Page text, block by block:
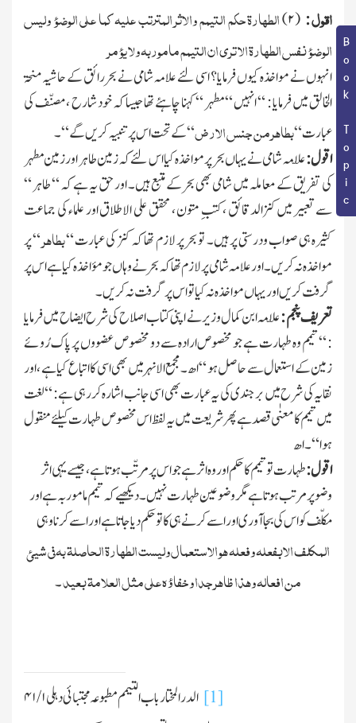
Book Topic
اقول:
(۲)الطھارۃ حکم التیمم والاثر المترتب علیہ کما علی الوضوء ولیس
الوضوء نفس الطھارۃ الا تری ان التیمم ماموربہ ولا یؤمر
انہوں نے مواخذہ کیوں فرمایا؟ اسی لئے علامہ شامی نے بحررائق کے حاشیہ منحۃ
الخالق میں فرمایا : “ انہیں “ مطہر “ کہنا چاہئے تھا جیسا کہ خود شارح ، مصنّف کی
عبارت “بطاھر من جنس الارض“ کے تحت اس پر تنبیہ کریں گے “ ۔
اقول :علّامہ شامی نے یہاں بحر پر مواخذہ کیا اس لئے کہ زمین طاہر اور زمین مطہر
کی تفریق کے معاملہ میں شامی بھی بحر کے متبع ہیں۔ اور حق یہ ہے کہ “ طاہر “
سے تعبیر میں کنزالدقائق ، کتبِ متون ، محقق علی الاطلاق اور علماء کی جماعت
کثیرہ ہی صواب ودرستی پر ہیں۔ تو بحر پر لازم تھا کہ کنز کی عبارت “بطاھر“ پر
مواخذہ نہ کریں۔ اور علامہ شامی پر لازم تھا کہ بحر نے وہاں جو مؤاخذہ کیا ہے اس پر
گرفت کریں اور یہاں مواخذہ نہ کیا تو اس پر گرفت نہ کریں۔
تعریف پنجم :علّامہ ابن کمال وزیر نے اپنی کتاب اصلاح کی شرح ایضاح میں فرمایا
: “ تیمم وہ طہارت ہے جو مخصوص ارادہ سے دو مخصوص عضووں پر پاك رُوئے
زمین کے استعمال سے حاصل ہو “ اھ۔ مجمع الانہر میں بھی اسی کا اتباع کیا ہے ، اور
نقایہ کی شرح میں برجندی کی یہ عبارت بھی اسی جانب اشارہ کررہی ہے : “ لغت
میں تیمم کا معنٰی قصد ہے پھر شریعت میں یہ لفظ اس مخصوص طہارت کیلئے منقول
ہوا “ ۔ اھ
اقول :طہارت تو تیمم کا حکم اور وہ اثر ہے جو اس پر مرتّب ہوتا ہے ، جیسے یہی اثر
وضو پر مرتب ہوتا ہے مگر وضو عین طہارت نہیں۔ دیکھیے کہ تیمم ماموربہ ہے اور
مکلّف کو اس کی بجا آوری اور اسے کرنے ہی کا تو حکم دیا جاتا ہے اور اسے کرنا وہی
المکلف الابفعلہ وفعلہ ھو الاستعمال ولیست الطھارۃ الحاصلۃ بہ فی شیئ
من افعالہ وھذا ظاھر جدا وخفاؤہ علی مثل العلامۃ بعید۔
[1] الدرالمختار باب التیمم مطبوعہ مجتبائی دہلی۱/۴۱